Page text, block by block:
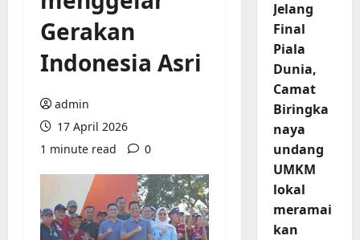
Gerakan
Indonesia Asri
admin
17 April 2026
1 minute read
0
Jelang
Final
Piala
Dunia,
Camat
Biringka
naya
undang
UMKM
lokal
meramai
kan